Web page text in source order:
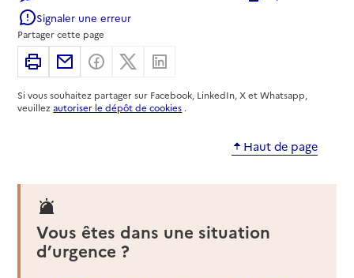
Signaler une erreur
Partager cette page
ImprimerPartager par email
Partager sur Facebook
Partager sur X
Si vous souhaitez partager sur Facebook, LinkedIn, X et Whatsapp,
veuillezautoriser le dépôt de cookies .
Haut de page
Vous êtes dans une situation
d’urgence ?